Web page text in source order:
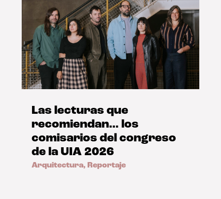
Las lecturas que
recomiendan… los
comisarios del congreso
de la UIA 2026
Arquitectura, Reportaje